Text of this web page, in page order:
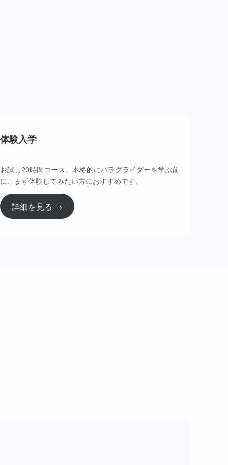
体験入学
お試し20時間コース。本格的にパラグライダーを学ぶ前
に、まず体験してみたい方におすすめです。
詳細を見る →